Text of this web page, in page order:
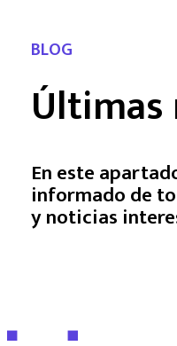
BLOG
En este
informado de
y noticias